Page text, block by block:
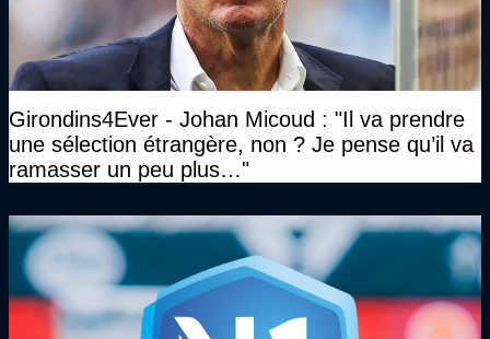
Girondins4Ever - Johan Micoud : "Il va prendre
une sélection étrangère, non ? Je pense qu’il va
ramasser un peu plus…"